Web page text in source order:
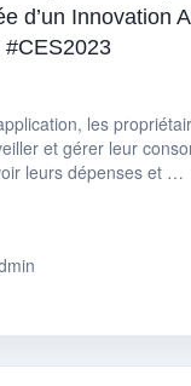
d’un Innovation
#CES2023
les
et gérer leur
leurs dépenses et …